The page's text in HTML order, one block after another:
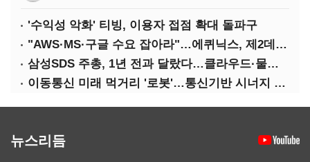
'수익성 악화' 티빙, 이용자 접점 확대 돌파구
"AWS·MS·구글 수요 잡아라"…에퀴닉스, 제2데이터센터 건립 속도
삼성SDS 주총, 1년 전과 달랐다…클라우드·물류에 '올인'
이동통신 미래 먹거리 '로봇'…통신기반 시너지 기대
뉴스리듬